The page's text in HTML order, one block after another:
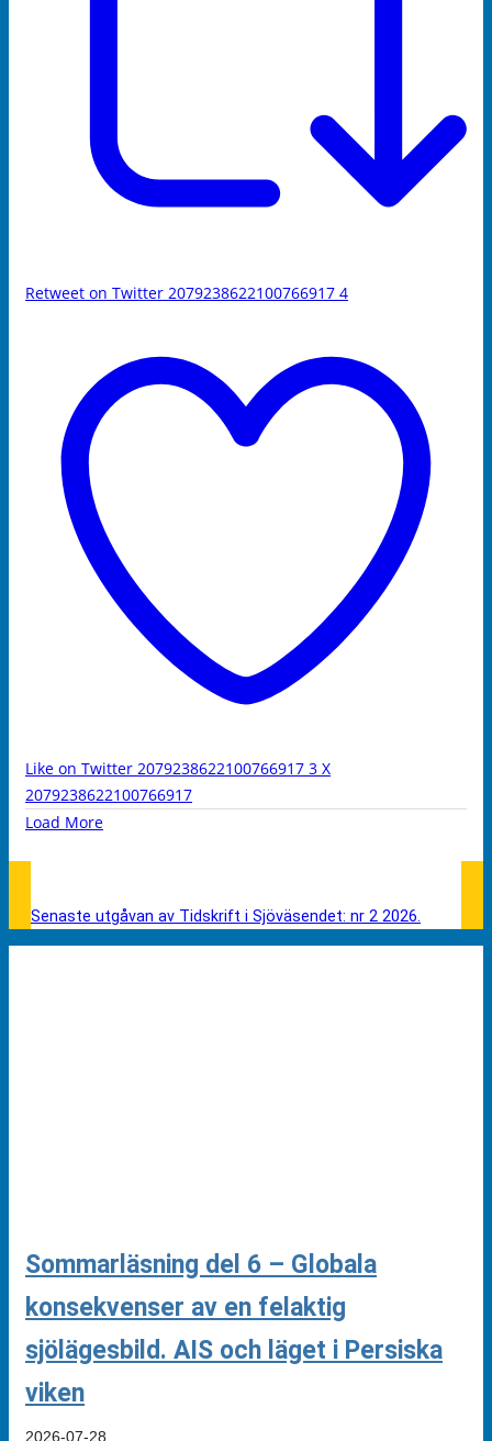
Retweet on Twitter 2079238622100766917 4
Like on Twitter 2079238622100766917 3 X
2079238622100766917
Load More
Senaste utgåvan av Tidskrift i Sjöväsendet: nr 2 2026.
Sommarläsning del 6 – Globala
konsekvenser av en felaktig
sjölägesbild. AIS och läget i Persiska
viken
2026-07-28